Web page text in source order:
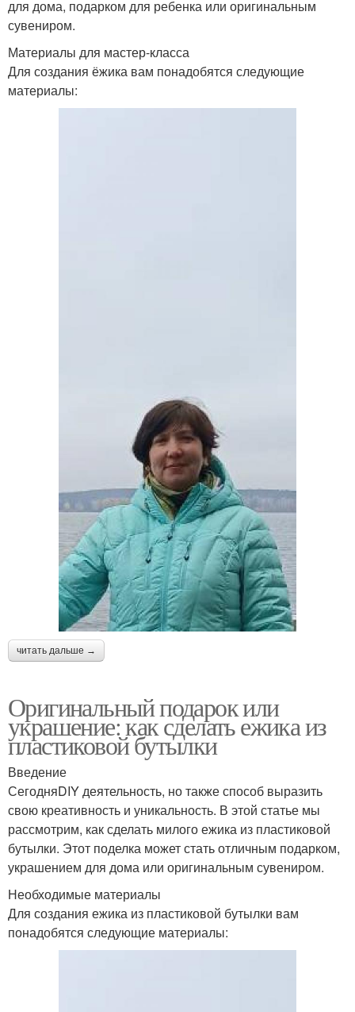
для дома, подарком для ребенка или оригинальным
сувениром.
Материалы для мастер-класса
Для создания ёжика вам понадобятся следующие
материалы:
читать дальше →
Оригинальный подарок или
украшение: как сделать ежика из
пластиковой бутылки
Введение
СегодняDIY деятельность, но также способ выразить
свою креативность и уникальность. В этой статье мы
рассмотрим, как сделать милого ежика из пластиковой
бутылки. Этот поделка может стать отличным подарком,
украшением для дома или оригинальным сувениром.
Необходимые материалы
Для создания ежика из пластиковой бутылки вам
понадобятся следующие материалы: